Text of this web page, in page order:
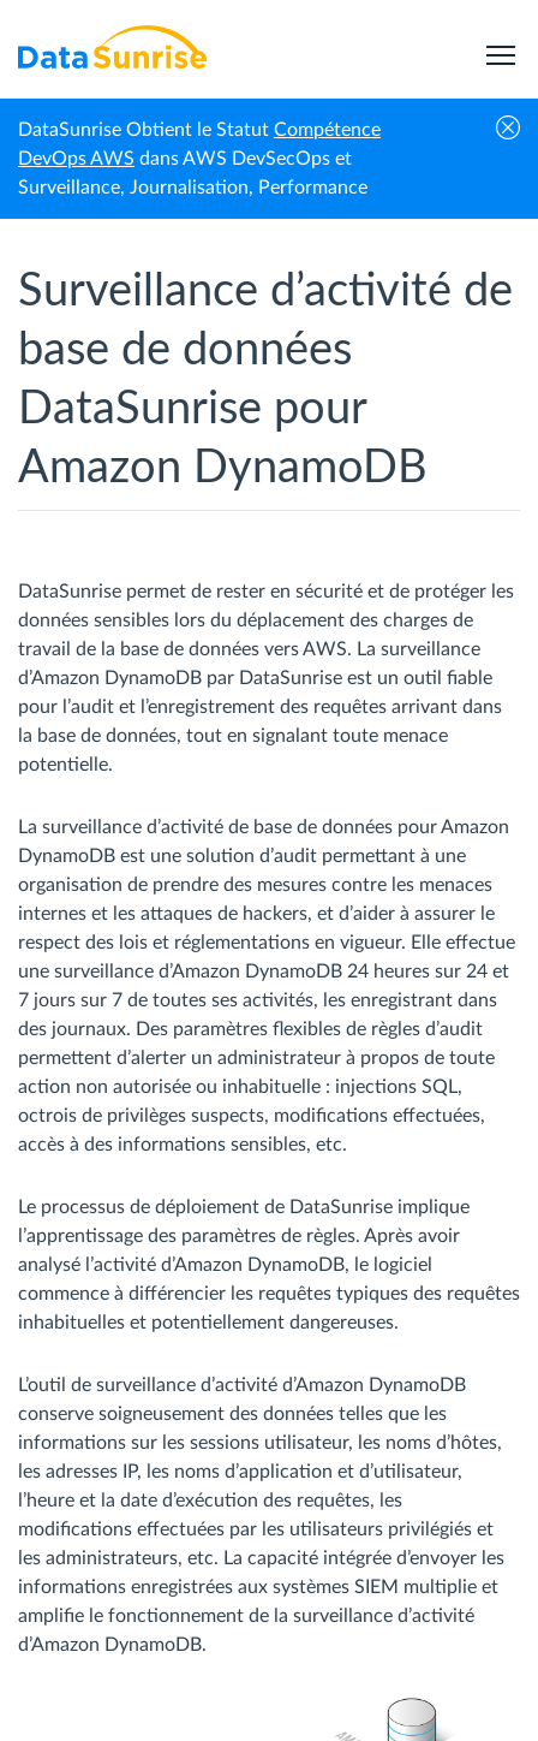
DataSunrise Obtient le Statut Compétence
DevOps AWS dans AWS DevSecOps et
Surveillance, Journalisation, Performance
Accueil Amazon DynamoDB Surveillance des activités
Surveillance d’activité de
base de données
DataSunrise pour
Amazon DynamoDB
DataSunrise permet de rester en sécurité et de protéger les
données sensibles lors du déplacement des charges de
travail de la base de données vers AWS. La surveillance
d’Amazon DynamoDB par DataSunrise est un outil fiable
pour l’audit et l’enregistrement des requêtes arrivant dans
la base de données, tout en signalant toute menace
potentielle.
La surveillance d’activité de base de données pour Amazon
DynamoDB est une solution d’audit permettant à une
organisation de prendre des mesures contre les menaces
internes et les attaques de hackers, et d’aider à assurer le
respect des lois et réglementations en vigueur. Elle effectue
une surveillance d’Amazon DynamoDB 24 heures sur 24 et
7 jours sur 7 de toutes ses activités, les enregistrant dans
des journaux. Des paramètres flexibles de règles d’audit
permettent d’alerter un administrateur à propos de toute
action non autorisée ou inhabituelle : injections SQL,
octrois de privilèges suspects, modifications effectuées,
accès à des informations sensibles, etc.
Le processus de déploiement de DataSunrise implique
l’apprentissage des paramètres de règles. Après avoir
analysé l’activité d’Amazon DynamoDB, le logiciel
commence à différencier les requêtes typiques des requêtes
inhabituelles et potentiellement dangereuses.
L’outil de surveillance d’activité d’Amazon DynamoDB
conserve soigneusement des données telles que les
informations sur les sessions utilisateur, les noms d’hôtes,
les adresses IP, les noms d’application et d’utilisateur,
l’heure et la date d’exécution des requêtes, les
modifications effectuées par les utilisateurs privilégiés et
les administrateurs, etc. La capacité intégrée d’envoyer les
informations enregistrées aux systèmes SIEM multiplie et
amplifie le fonctionnement de la surveillance d’activité
d’Amazon DynamoDB.